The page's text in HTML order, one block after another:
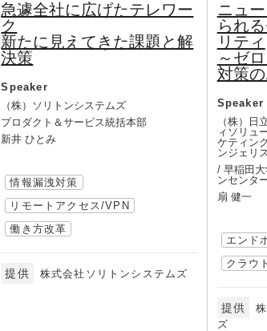
急遽全社に広げたテレワー
ク
新たに見えてきた課題と解
決策
Speaker
（株）ソリトンシステムズ
プロダクト＆サービス統括本部
新井 ひとみ
情報漏洩対策
リモートアクセス/VPN
働き方改革
提供 株式会社ソリトンシステムズ
ニュ
られ
リティ
～ゼ
対策
Speaker
（株）日
ィソリュ
ケティン
ンジェリ
/ 早稲田
ンセンタ
扇 健一
エンド
クラウ
提供
ズ